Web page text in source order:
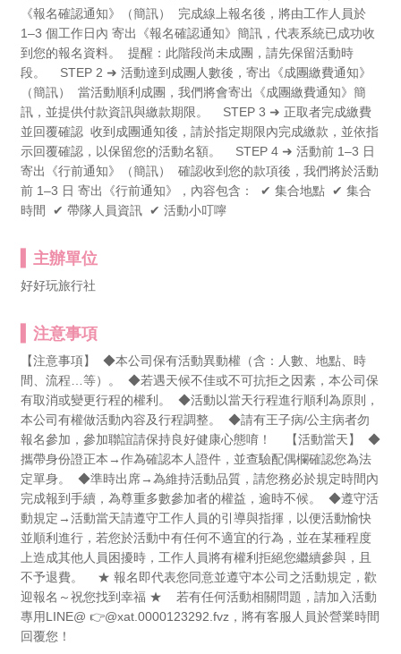
《報名確認通知》（簡訊） 完成線上報名後，將由工作人員於
1–3 個工作日內 寄出《報名確認通知》簡訊，代表系統已成功收
到您的報名資料。 提醒：此階段尚未成團，請先保留活動時
段。 STEP 2 ➜ 活動達到成團人數後，寄出《成團繳費通知》
（簡訊） 當活動順利成團，我們將會寄出《成團繳費通知》簡
訊，並提供付款資訊與繳款期限。 STEP 3 ➜ 正取者完成繳費
並回覆確認 收到成團通知後，請於指定期限內完成繳款，並依指
示回覆確認，以保留您的活動名額。 STEP 4 ➜ 活動前 1–3 日
寄出《行前通知》（簡訊） 確認收到您的款項後，我們將於活動
前 1–3 日 寄出《行前通知》，內容包含： ✔ 集合地點 ✔ 集合
時間 ✔ 帶隊人員資訊 ✔ 活動小叮嚀
主辦單位
好好玩旅行社
注意事項
【注意事項】 ◆本公司保有活動異動權（含：人數、地點、時
間、流程…等）。 ◆若遇天候不佳或不可抗拒之因素，本公司保
有取消或變更行程的權利。 ◆活動以當天行程進行順利為原則，
本公司有權做活動內容及行程調整。 ◆請有王子病/公主病者勿
報名參加，參加聯誼請保持良好健康心態唷！ 【活動當天】 ◆
攜帶身份證正本→作為確認本人證件，並查驗配偶欄確認您為法
定單身。 ◆準時出席→為維持活動品質，請您務必於規定時間內
完成報到手續，為尊重多數參加者的權益，逾時不候。 ◆遵守活
動規定→活動當天請遵守工作人員的引導與指揮，以便活動愉快
並順利進行，若您於活動中有任何不適宜的行為，並在某種程度
上造成其他人員困擾時，工作人員將有權利拒絕您繼續參與，且
不予退費。 ★ 報名即代表您同意並遵守本公司之活動規定，歡
迎報名～祝您找到幸福 ★ 若有任何活動相關問題，請加入活動
專用LINE@ 👉@xat.0000123292.fvz，將有客服人員於營業時間
回覆您！